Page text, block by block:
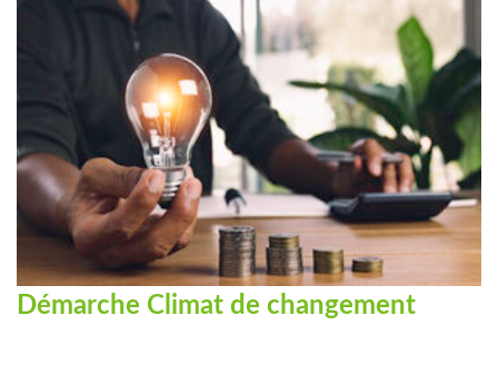
Démarche Climat de changement